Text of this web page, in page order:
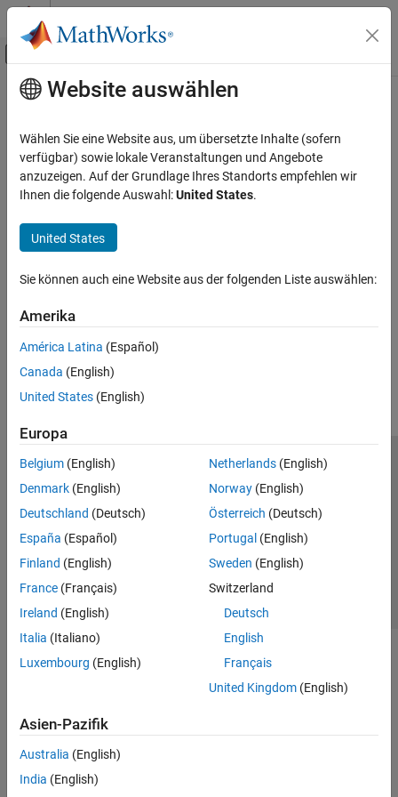
Weiter zum Inhalt
Umschaltung für Off-Canvas-
Startseite der Dokumentation
Hauptinhalt
How useful was this information?
Website auswählen
Wählen Sie eine Website aus, um übersetzte Inhalte (sofern
verfügbar) sowie lokale Veranstaltungen und Angebote
anzuzeigen. Auf der Grundlage Ihres Standorts empfehlen wir
Ihnen die folgende Auswahl:United States.
United States
Sie können auch eine Website aus der folgenden Liste auswählen:
Amerika
América Latina (Español)
Canada (English)
United States (English)
Europa
Belgium (English)
Denmark (English)
Deutschland (Deutsch)
España (Español)
Finland (English)
France (Français)
Ireland (English)
Italia (Italiano)
Luxembourg (English)
Netherlands(English)
Norway(English)
Österreich (Deutsch)
Portugal (English)
Sweden (English)
Switzerland
Deutsch
English
Français
United Kingdom(English)
Asien-Pazifik
Australia (English)
India (English)
Trust Center
Datenschutz-Richtlinien
Datendiebstahl verhindern
Status von Anwendungen
© 1994-2026 The MathWorks, Inc.
Website auswählen
Deutschland